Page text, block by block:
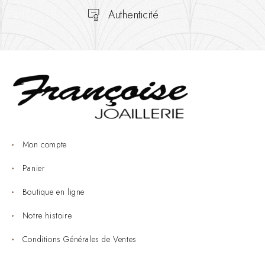
Authenticité
Mon compte
Panier
Boutique en ligne
Notre histoire
Conditions Générales de Ventes